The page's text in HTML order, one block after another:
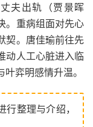
夫出轨（贾景晖
。重病组面对先心
契。唐佳瑜前往先
动人工心脏进入临
弈明感情升温。
整理与介绍，